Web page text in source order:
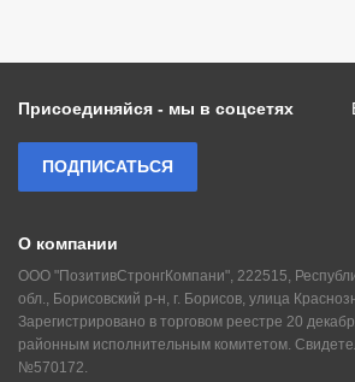
О компании
ООО "ПозитивСтронгКомпани", 222515,
обл., Борисовский р-н, г. Борисов, улица
Зарегистрировано в торговом реестре 20
районным исполнительным комитетом.
№570172.
Присоединяйся - мы в соцсетях
ПОДПИСАТЬСЯ